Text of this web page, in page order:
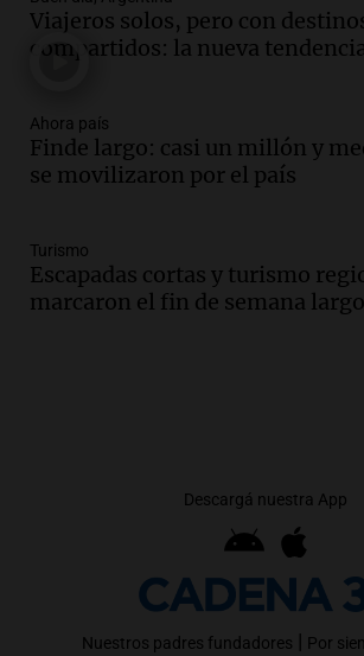
Viajeros solos, pero con
compartidos: la nueva
Ahora país
Finde largo: casi un millón y
se movilizaron por el país
Turismo
Escapadas cortas y turismo
marcaron el fin de semana
Descargá nuestra App
Nuestros padres fundadores | Por